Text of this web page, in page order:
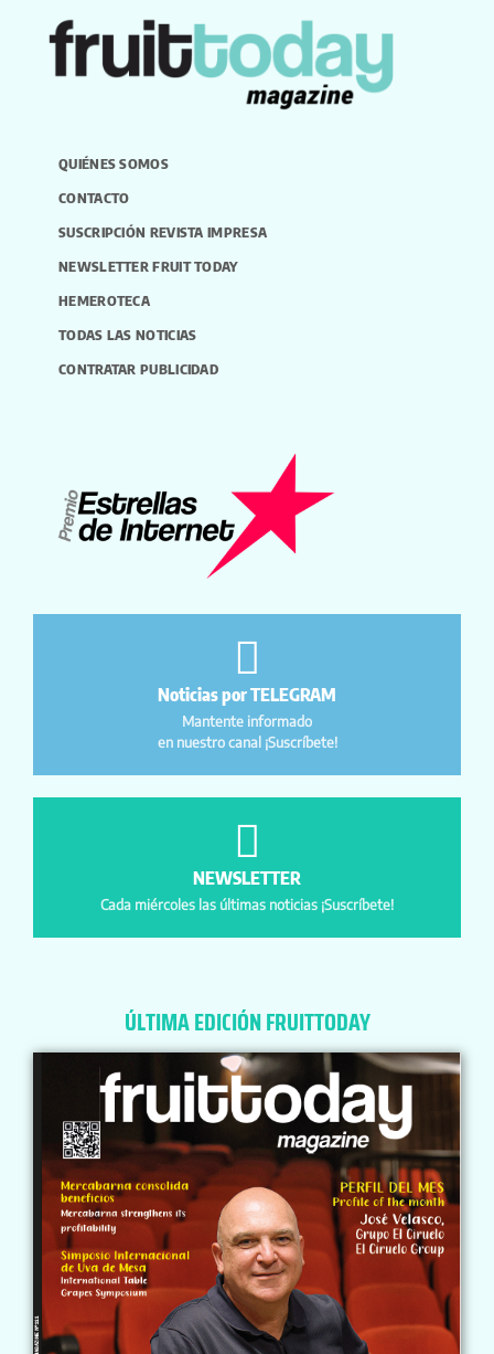
QUIÉNES SOMOS
CONTACTO
SUSCRIPCIÓN REVISTA IMPRESA
NEWSLETTER FRUIT TODAY
HEMEROTECA
TODAS LAS NOTICIAS
CONTRATAR PUBLICIDAD
Noticias por TELEGRAM
Mantente informado
en nuestro canal ¡Suscríbete!
NEWSLETTER
Cada miércoles las últimas noticias ¡Suscríbete!
ÚLTIMA EDICIÓN FRUITTODAY